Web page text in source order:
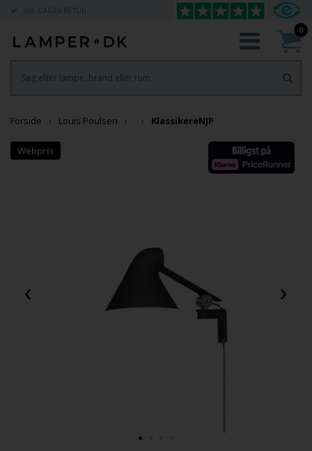
366 DAGES RETUR
0
Forside Louis Poulsen KlassikereNJP
‹ ›